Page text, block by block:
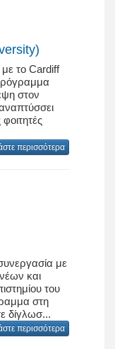
το Cardiff
στον
περισσότερα
με
και
του
στη
δίγλωσ...
περισσότερα